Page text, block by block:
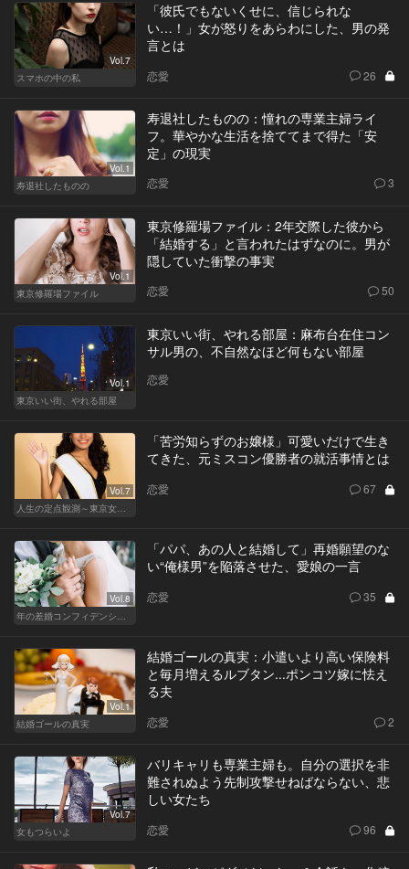
Vol.7
スマホの中の私
「彼氏でもないくせに、信じられな
い…！」女が怒りをあらわにした、男の発
言とは
恋愛 26
Vol.1
寿退社したものの
寿退社したものの：憧れの専業主婦ライ
フ。華やかな生活を捨ててまで得た「安
定」の現実
恋愛 3
Vol.1
東京修羅場ファイル
東京修羅場ファイル：2年交際した彼から
「結婚する」と言われたはずなのに。男が
隠していた衝撃の事実
恋愛 50
Vol.1
東京いい街、やれる部屋
東京いい街、やれる部屋：麻布台在住コン
サル男の、不自然なほど何もない部屋
恋愛
Vol.7
人生の定点観測～東京女の就活事情～
「苦労知らずのお嬢様」可愛いだけで生き
てきた、元ミスコン優勝者の就活事情とは
恋愛 67
Vol.8
年の差婚コンフィデンシャル
「パパ、あの人と結婚して」再婚願望のな
い“俺様男”を陥落させた、愛娘の一言
恋愛 35
Vol.1
結婚ゴールの真実
結婚ゴールの真実：小遣いより高い保険料
と毎月増えるルブタン...ポンコツ嫁に怯え
る夫
恋愛 2
Vol.7
女もつらいよ
バリキャリも専業主婦も。自分の選択を非
難されぬよう先制攻撃せねばならない、悲
しい女たち
恋愛 96